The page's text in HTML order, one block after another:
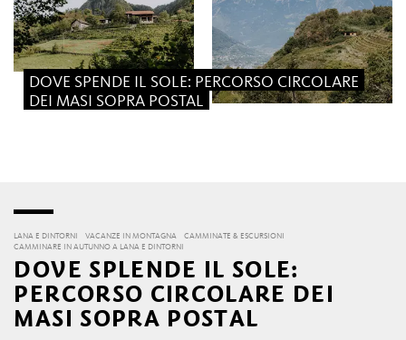
DOVE SPENDE IL SOLE: PERCORSO CIRCOLARE
DEI MASI SOPRA POSTAL
LANA E DINTORNI VACANZE IN MONTAGNA
CAMMINATE & ESCURSIONI
CAMMINARE IN AUTUNNO A LANA E DINTORNI
DOVE SPLENDE IL SOLE:
PERCORSO CIRCOLARE DEI
MASI SOPRA POSTAL